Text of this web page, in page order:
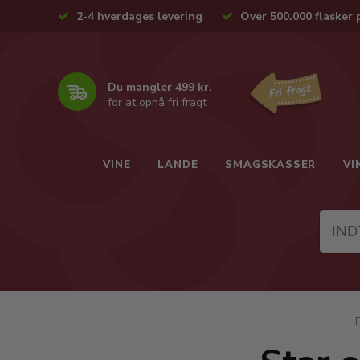
2-4 hverdages levering Over 500.000 flasker
Du mangler 499 kr.
for at opnå fri fragt
VINE LANDE SMAGSKASSER